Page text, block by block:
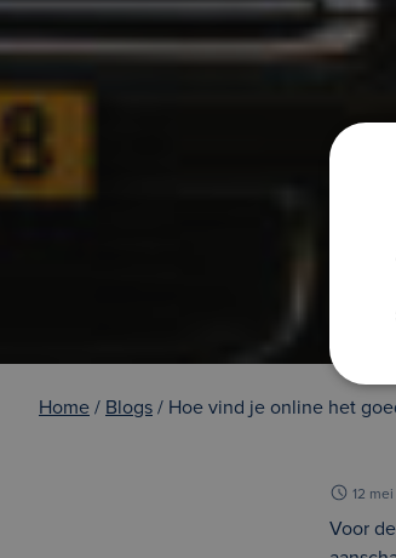
Home / Blogs / Hoe vind je online het
12
Voor